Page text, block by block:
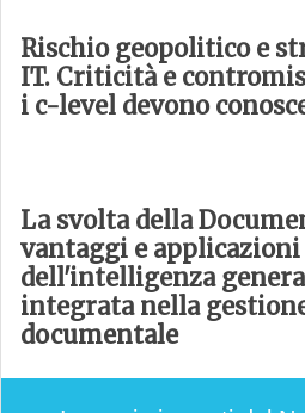
Rischio geopolitico e
IT. Criticità e
i c-level devono
La svolta della
vantaggi e applicazioni
dell'intelligenza
integrata nella
documentale